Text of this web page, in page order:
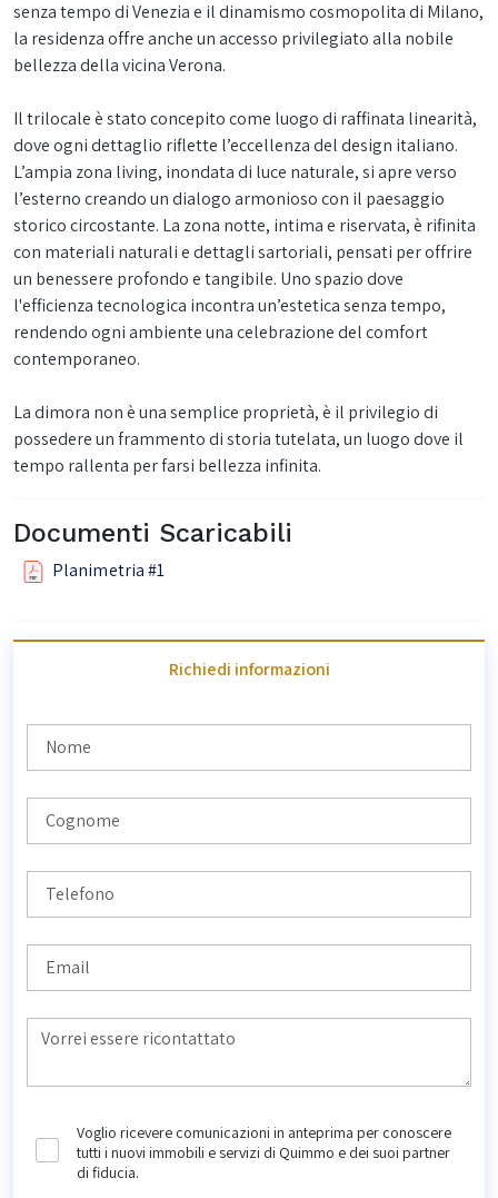
senza tempo di Venezia e il dinamismo cosmopolita di Milano,
la residenza offre anche un accesso privilegiato alla nobile
bellezza della vicina Verona.
Il trilocale è stato concepito come luogo di raffinata linearità,
dove ogni dettaglio riflette l’eccellenza del design italiano.
L’ampia zona living, inondata di luce naturale, si apre verso
l’esterno creando un dialogo armonioso con il paesaggio
storico circostante. La zona notte, intima e riservata, è rifinita
con materiali naturali e dettagli sartoriali, pensati per offrire
un benessere profondo e tangibile. Uno spazio dove
l'efficienza tecnologica incontra un’estetica senza tempo,
rendendo ogni ambiente una celebrazione del comfort
contemporaneo.
La dimora non è una semplice proprietà, è il privilegio di
possedere un frammento di storia tutelata, un luogo dove il
tempo rallenta per farsi bellezza infinita.
Documenti Scaricabili
Planimetria #1
Richiedi informazioni
Voglio ricevere comunicazioni in anteprima per conoscere
tutti i nuovi immobili e servizi di Quimmo e dei suoi partner
di fiducia.